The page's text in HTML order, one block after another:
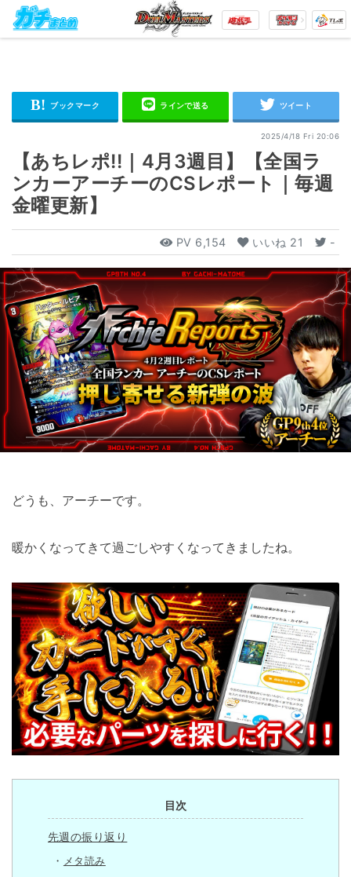
2025/4/18 Fri 20:06
【あちレポ!!｜4月3週目】【全国ラ
ンカーアーチーのCSレポート｜毎週
金曜更新】
PV 6,154 いいね 21 -
どうも、アーチーです。
暖かくなってきて過ごしやすくなってきましたね。
目次
先週の振り返り
メタ読み